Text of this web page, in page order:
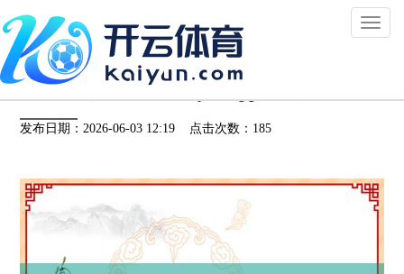
Toggle
体育游戏app平台在朱元璋行将登基之前-开云
官网登录入口 开云KaiyunApp官网入口
发布日期：2026-06-03 12:19 点击次数：185